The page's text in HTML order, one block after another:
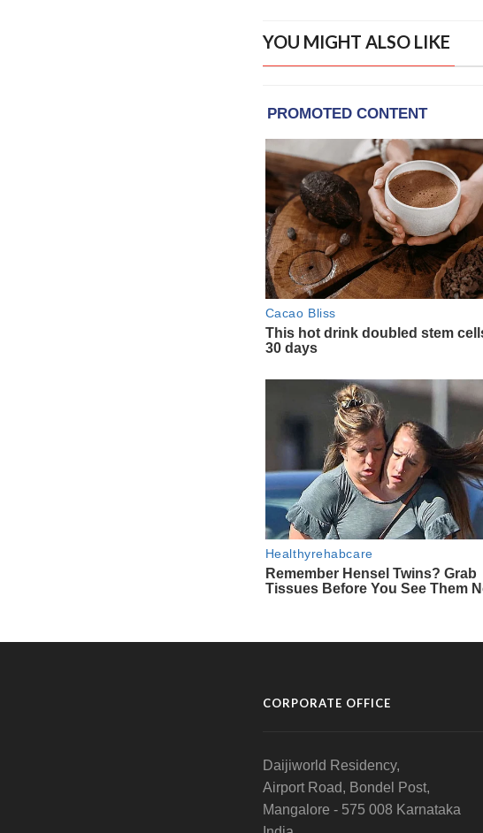
YOU MIGHT ALSO LIKE
CORPORATE OFFICE
Daijiworld Residency,
Airport Road, Bondel Post,
Mangalore - 575 008 Karnataka